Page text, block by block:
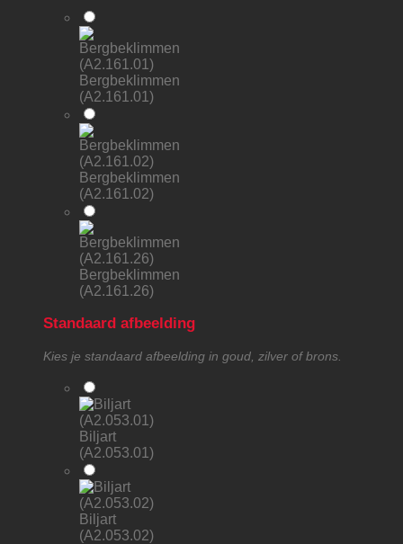
Bergbeklimmen
(A2.161.01)
Bergbeklimmen
(A2.161.02)
Bergbeklimmen
(A2.161.26)
Standaard afbeelding
Kies je standaard afbeelding in goud, zilver of brons.
Biljart
(A2.053.01)
Biljart
(A2.053.02)